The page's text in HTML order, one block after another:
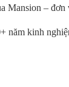
Mansion –
năm kinh